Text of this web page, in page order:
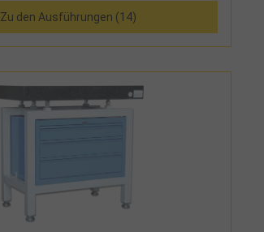
Zu den Ausführungen (14)